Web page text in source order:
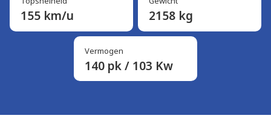
155 km/u 2158 kg
Vermogen
140 pk / 103 Kw